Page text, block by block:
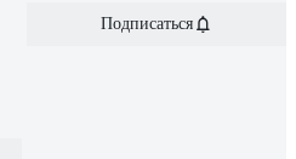
Подписаться